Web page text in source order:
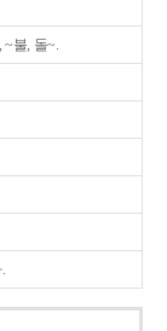
불, 돌~.